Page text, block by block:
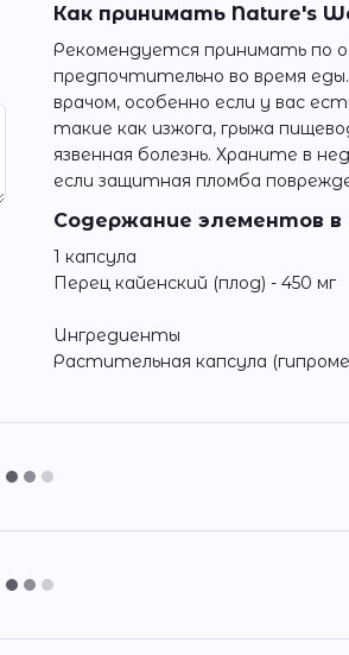
Как принимать Nature's
Рекомендуется принимать по
предпочтительно во время
врачом, особенно если у вас
такие как изжога, грыжа
язвенная болезнь. Храните в
если защитная пломба
Содержание элементов в
1 капсула
Перец кайенский (плод) - 450 мг
Ингредиенты
Растительная капсула